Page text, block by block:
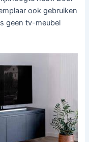
ook gebruiken
geen tv-meubel